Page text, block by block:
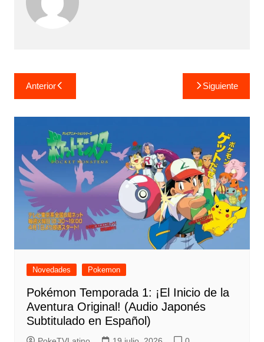
Navegación
de
entradas
Siguiente
Anterior
Novedades Pokemon
Pokémon Temporada 1: ¡El Inicio de la
Aventura Original! (Audio Japonés
Subtitulado en Español)